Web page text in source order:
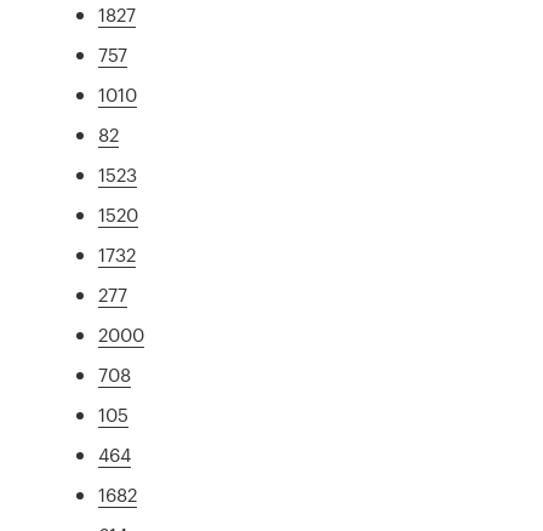
1827
757
1010
82
1523
1520
1732
277
2000
708
105
464
1682